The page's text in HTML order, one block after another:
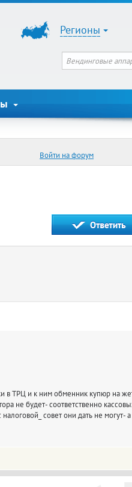
Регионы
Войти на форум
в ТРЦ и к ним обменник купюр на
не будет- соответственно
совет они дать не могут-